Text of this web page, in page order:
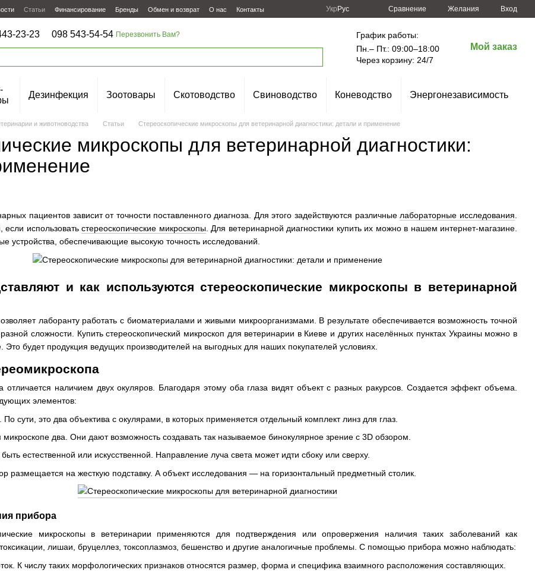
Статьи Финансирование Бренды Обмен и возврат О нас Контакты Укр Рус Сравнение Желания Вход
23-23 098 543-54-54 Перезвонить Вам?
График работы:
Пн.– Пт.: 09:00–18:00
Через корзину: 24/7
Мой заказ
Дезинфекция Зоотовары Скотоводство Свиноводство Коневодство Энергонезависимость
и животноводства Статьи Стереоскопические микроскопы для ветеринарной диагностики: детали и применение
микроскопы для ветеринарной диагностики:
пациентов зависит от точности поставленного диагноза. Для этого задействуются различныелабораторные исследования.
использовать стереоскопические микроскопы. Для ветеринарной диагностики купить их можно в нашем интернет-магазине.
устройства, обеспечивающие высокую точность исследований.
и как используются стереоскопические микроскопы в ветеринарной
лаборанту работать с биоматериалами и живыми микроорганизмами. В результате обеспечивается возможность точной
сложности. Купить стереоскопический микроскоп для ветеринарии в Киеве и других населённых пунктах Украины можно в
Это будет продукция ведущих производителей на выгодных для наших покупателей условиях.
отличается наличием двух окуляров. Благодаря этому оба глаза видят объект с разных ракурсов. Создается эффект объема.
элементов:
. По сути, это два объектива с окулярами, в которых применяется отдельный комплект линз для глаз.
два. Они дают возможность создавать так называемое бинокулярное зрение с 3D обзором.
естественной или искусственной. Направление луча света может идти сбоку или сверху.
размещается на жесткую подставку. А объект исследования — на горизонтальный предметный столик.
прибора
микроскопы в ветеринарии применяются для подтверждения или опровержения наличия таких заболеваний как
лишаи, бруцеллез, токсоплазмоз, бешенство и другие аналогичные проблемы. С помощью прибора можно наблюдать:
К числу таких морфологических признаков относятся размер, форма и специфика взаимного расположения составляющих.